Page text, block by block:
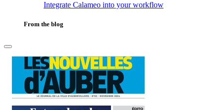
Integrate Calameo into your workflow
From the blog